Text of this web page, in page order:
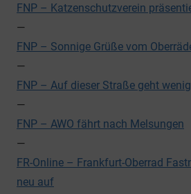
FNP – Katzenschutzverein
—
FNP – Sonnige Grüße vom
—
FNP – Auf dieser Straße geht
—
FNP – AWO fährt nach Melsungen
—
FR-Online – Frankfurt-Oberrad
neu auf